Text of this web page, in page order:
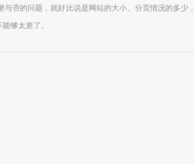
的问题，就好比说是网站的大小、分页情况的多少
够太差了。